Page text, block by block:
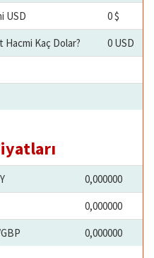
USD
0 $
Kaç Dolar?
0 USD
0,000000
0,000000
0,000000